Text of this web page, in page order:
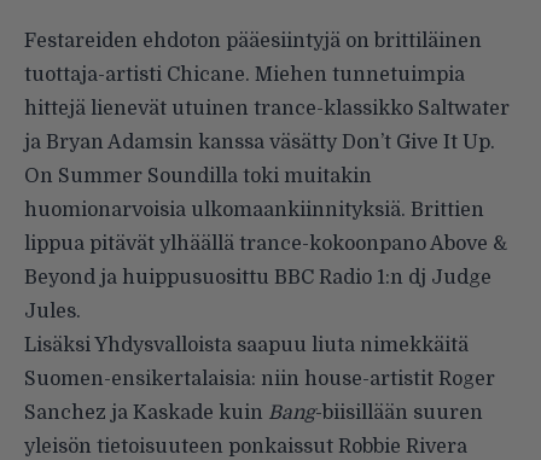
Festareiden ehdoton pääesiintyjä on brittiläinen
tuottaja-artisti Chicane. Miehen tunnetuimpia
hittejä lienevät utuinen trance-klassikko Saltwater
ja Bryan Adamsin kanssa väsätty Don’t Give It Up.
On Summer Soundilla toki muitakin
huomionarvoisia ulkomaankiinnityksiä. Brittien
lippua pitävät ylhäällä trance-kokoonpanoAbove &
Beyond ja huippusuosittu BBC Radio 1:n dj Judge
Jules.
Lisäksi Yhdysvalloista saapuu liuta nimekkäitä
Suomen-ensikertalaisia: niin house-artistit Roger
Sanchez ja Kaskade kuin Bang-biisillään suuren
yleisön tietoisuuteen ponkaissut Robbie Rivera